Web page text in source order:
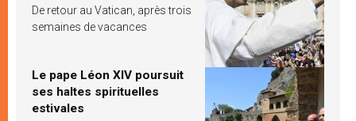
De retour au Vatican, après trois
semaines de vacances
Le pape Léon XIV poursuit
ses haltes spirituelles
estivales